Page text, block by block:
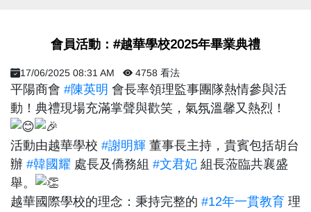
​ 會員活動：#越華學校2025年畢業典禮 ​
17/06/2025 08:31 AM 4758 看法
平陽商會 #陳英明 會長率領理監事團隊熱情參與活
動！典禮現場充滿掌聲與歡笑，氣氛溫馨又熱烈！
活動由越華學校 #謝明輝 董事長主持，貴賓包括胡台
辦 #韓國耀 處長及僑務組 #文君妃 組長蒞臨共襄盛
舉。
越華國際學校的理念：秉持完整的 #12年一貫教育 理